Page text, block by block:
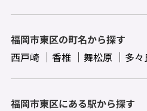
福岡市東区の町名から探す
西戸崎
香椎 舞松原 多々
福岡市東区にある駅から探す